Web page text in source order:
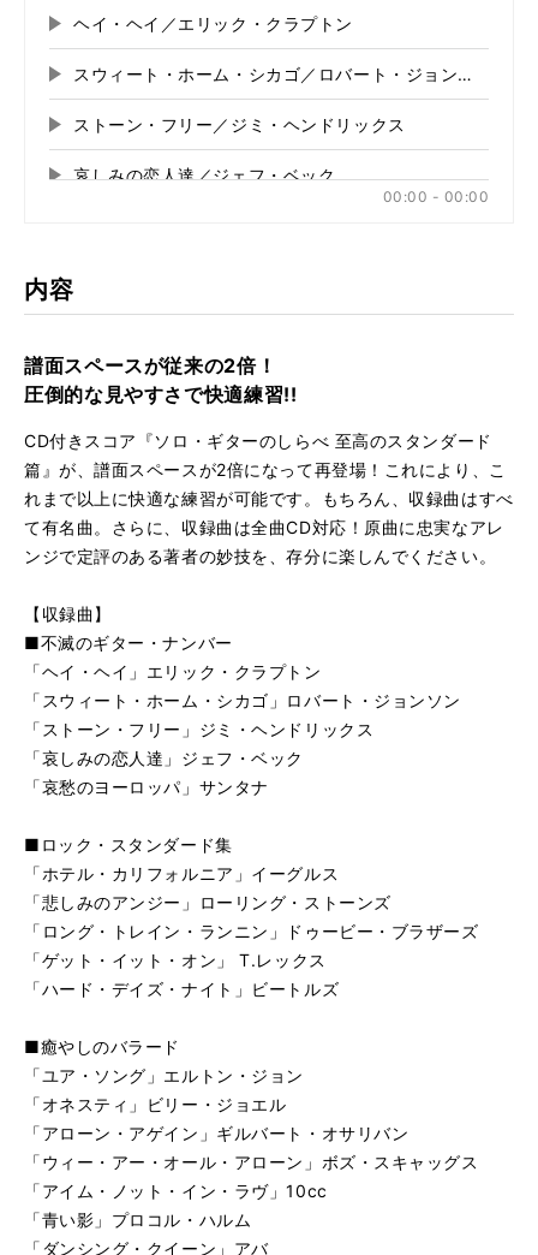
量
に
切
り
え
替
再
生
す
る
ヘイ・ヘイ／エリック・クラプトン
再
生
す
る
スウィート・ホーム・シカゴ／ロバート・ジョンソン
再
生
す
ストーン・フリー／ジミ・ヘンドリックス
再
哀しみの恋人達／ジェフ・ベック
す
る
再
生
る
生
す
る
再
生
す
ロング・トレイン・ランニン／ドゥービー・ブラザーズ
再
す
る
再
生
す
る
ハード・デイズ・ナイト／ビートルズ
再
生
る
ユア・ソング／エルトン・ジョン
生
す
再
る
アローン・アゲイン／ギルバート・オサリバン
生
す
る
ウィー・アー・オール・アローン／ボズ・スキャッグス
再
生
す
アイム・ノット・イン・ラヴ／10cc
再
す
青い影／プロコル・ハルム
再
す
る
再
生
す
る
タイム・アフター・タイム／シンディ・ローパー
再
生
す
メリー・クリスマス・ミスター・ローレンス／坂本龍一
再
す
サンタが街にやってくる
再
す
る
再
生
す
る
結婚行進曲／（メンデルスゾーン）
再
生
す
る
太陽にほえろ！のテーマ
再
生
す
明日があるさ／ウルフルズ
再
上を向いて歩こう／坂本九
00:00 - 00:00
内容
譜面スペースが従来の2倍！
圧倒的な見やすさで快適練習!!
CD付きスコア『ソロ・ギターのしらべ 至高のスタンダード
篇』が、譜面スペースが2倍になって再登場！これにより、こ
れまで以上に快適な練習が可能です。もちろん、収録曲はすべ
て有名曲。さらに、収録曲は全曲CD対応！原曲に忠実なアレ
ンジで定評のある著者の妙技を、存分に楽しんでください。
【収録曲】
■不滅のギター・ナンバー
「ヘイ・ヘイ」エリック・クラプトン
「スウィート・ホーム・シカゴ」ロバート・ジョンソン
「ストーン・フリー」ジミ・ヘンドリックス
「哀しみの恋人達」ジェフ・ベック
「哀愁のヨーロッパ」サンタナ
■ロック・スタンダード集
「ホテル・カリフォルニア」イーグルス
「悲しみのアンジー」ローリング・ストーンズ
「ロング・トレイン・ランニン」ドゥービー・ブラザーズ
「ゲット・イット・オン」 T.レックス
「ハード・デイズ・ナイト」ビートルズ
■癒やしのバラード
「ユア・ソング」エルトン・ジョン
「オネスティ」ビリー・ジョエル
「アローン・アゲイン」ギルバート・オサリバン
「ウィー・アー・オール・アローン」ボズ・スキャッグス
「アイム・ノット・イン・ラヴ」10cc
「青い影」プロコル・ハルム
「ダンシング・クイーン」アバ